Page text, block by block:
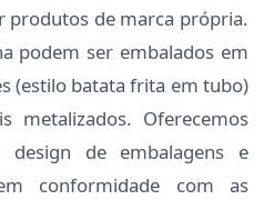
produtos de marca própria.
podem ser embalados em
(estilo batata frita em tubo)
metalizados. Oferecemos
de embalagens e
conformidade com as